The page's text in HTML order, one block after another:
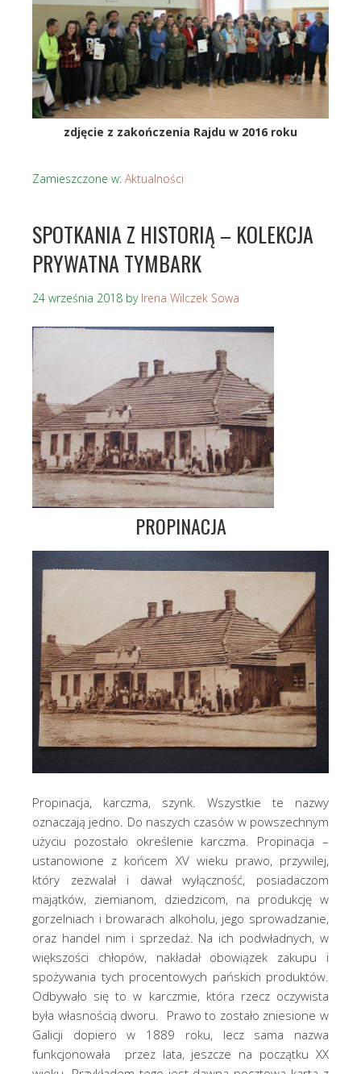
zdjęcie z zakończenia Rajdu w 2016 roku
Zamieszczone w: Aktualności
SPOTKANIA Z HISTORIĄ – KOLEKCJA
PRYWATNA TYMBARK
24 września 2018 by Irena Wilczek Sowa
PROPINACJA
Propinacja, karczma, szynk. Wszystkie te nazwy
oznaczają jedno. Do naszych czasów w powszechnym
użyciu pozostało określenie karczma. Propinacja –
ustanowione z końcem XV wieku prawo, przywilej,
który zezwalał i dawał wyłączność, posiadaczom
majątków, ziemianom, dziedzicom, na produkcję w
gorzelniach i browarach alkoholu, jego sprowadzanie,
oraz handel nim i sprzedaż. Na ich podwładnych, w
większości chłopów, nakładał obowiązek zakupu i
spożywania tych procentowych pańskich produktów.
Odbywało się to w karczmie, która rzecz oczywista
była własnością dworu. Prawo to zostało zniesione w
Galicji dopiero w 1889 roku, lecz sama nazwa
funkcjonowała przez lata, jeszcze na początku XX